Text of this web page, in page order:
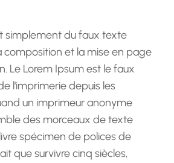
simplement du faux texte
composition et la mise en page
Le Lorem Ipsum est le faux
l'imprimerie depuis les
un imprimeur anonyme
des morceaux de texte
spécimen de polices de
que survivre cinq siècles,